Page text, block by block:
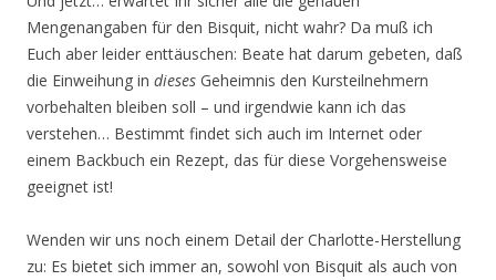
Mengenangaben für den Bisquit, nicht wahr? Da muß ich
Euch aber leider enttäuschen: Beate hat darum gebeten, daß
die Einweihung in dieses Geheimnis den Kursteilnehmern
vorbehalten bleiben soll – und irgendwie kann ich das
verstehen… Bestimmt findet sich auch im Internet oder
einem Backbuch ein Rezept, das für diese Vorgehensweise
geeignet ist!
Wenden wir uns noch einem Detail der Charlotte-Herstellung
zu: Es bietet sich immer an, sowohl von Bisquit als auch von